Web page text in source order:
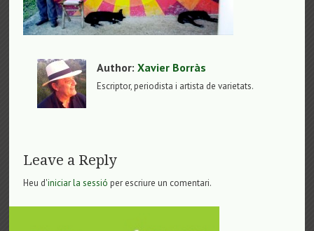
Author:Xavier Borràs
Escriptor, periodista i artista de varietats.
Leave a Reply
Heu d'iniciar la sessió per escriure un comentari.